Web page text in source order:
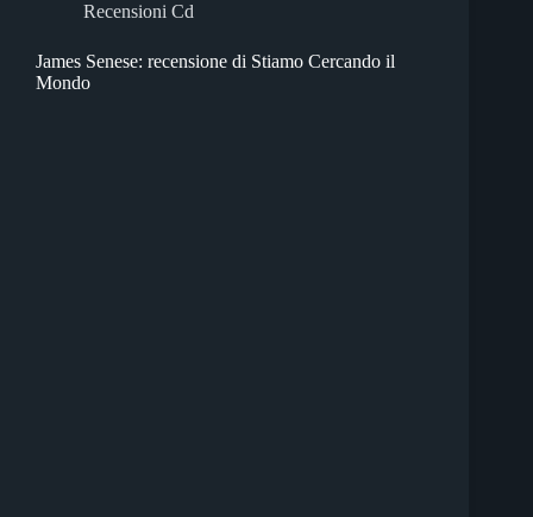
Recensioni Cd
James Senese: recensione di Stiamo Cercando il
Mondo